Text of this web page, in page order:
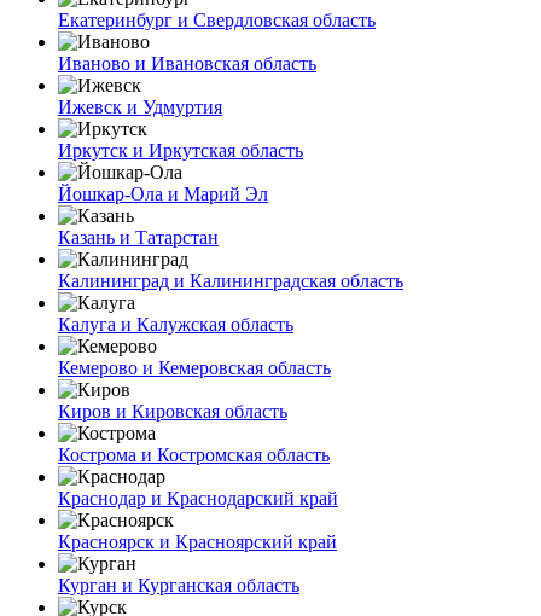
Екатеринбург и Свердловская область
Иваново и Ивановская область
Ижевск и Удмуртия
Иркутск и Иркутская область
Йошкар-Ола и Марий Эл
Казань и Татарстан
Калининград и Калининградская область
Калуга и Калужская область
Кемерово и Кемеровская область
Киров и Кировская область
Кострома и Костромская область
Краснодар и Краснодарский край
Красноярск и Красноярский край
Курган и Курганская область